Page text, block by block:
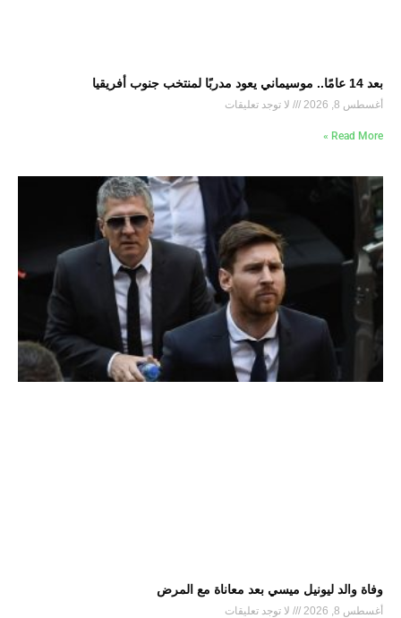
بعد 14 عامًا.. موسيماني يعود مدربًا لمنتخب جنوب أفريقيا
أغسطس 8, 2026 لا توجد تعليقات
Read More »
وفاة والد ليونيل ميسي بعد معاناة مع المرض
أغسطس 8, 2026 لا توجد تعليقات